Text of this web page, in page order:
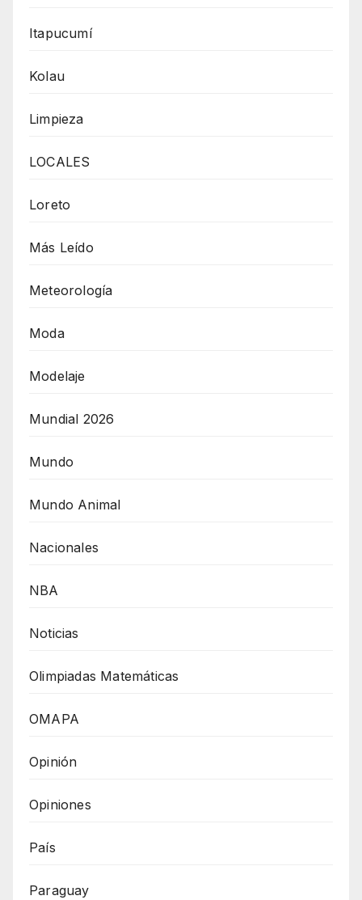
Itapucumí
Kolau
Limpieza
LOCALES
Loreto
Más Leído
Meteorología
Moda
Modelaje
Mundial 2026
Mundo
Mundo Animal
Nacionales
NBA
Noticias
Olimpiadas Matemáticas
OMAPA
Opinión
Opiniones
País
Paraguay